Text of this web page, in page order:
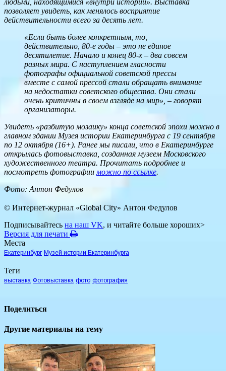
людьми, находящимися «внутри истории». Выставка
позволяет увидеть, как менялось восприятие
действительности всего за десять лет.
«Если быть более конкретным, то,
действительно, 80-е годы – это не единое
десятилетие. Начало и конец 80-х – два совсем
разных мира. С наступлением гласности
фотографы официальной советской прессы
вместе с самой прессой стали обращать внимание
на недостатки советского общества. Они стали
очень критичны в своем взгляде на мир», – говорят
организаторы.
Увидеть «разбитую мозаику» конца советской эпохи можно в
главном здании Музея истории Екатеринбурга с 19 сентября
по 12 октября (16+). Ранее мы писали, что в Екатеринбурге
открылась фотовыставка, созданная музеем Московского
художественного театра. Прочитать подробнее и
посмотреть фотографии можно по ссылке.
Фото: Антон Федулов
© Интернет-журнал «Global City» Антон Федулов
Подписывайтесь на наш VK, и читайте больше хороших>
Версия для печати
Места
Екатеринбург Музей истории Екатеринбурга
Теги
выставка Фотовыставка фото фотография
Поделиться
Другие материалы на тему